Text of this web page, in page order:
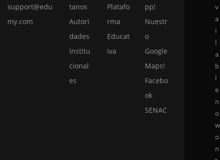
support@edu
my.com
tanos
Autori
dades
Institu
cional
es
Platafo
rma
Educat
iva
pp!
Nuestr
o
Google
Maps!
Facebo
ok
SENAC
v
a
i
l
a
b
l
e
n
o
w
o
n